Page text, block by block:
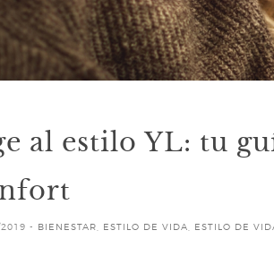
al estilo YL: tu
- BIENESTAR ESTILO DE VIDA ESTILO DE